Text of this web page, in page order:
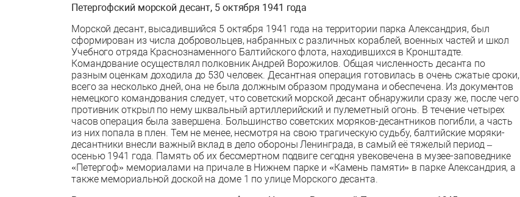
Петергофский морской десант, 5 октября 1941 года
Морской десант, высадившийся 5 октября 1941 года на территории парка Александрия, был
сформирован из числа добровольцев, набранных с различных кораблей, военных частей и школ
Учебного отряда Краснознаменного Балтийского флота, находившихся в Кронштадте.
Командование осуществлял полковник Андрей Ворожилов. Общая численность десанта по
разным оценкам доходила до 530 человек. Десантная операция готовилась в очень сжатые сроки,
всего за несколько дней, она не была должным образом продумана и обеспечена. Из документов
немецкого командования следует, что советский морской десант обнаружили сразу же, после чего
противник открыл по нему шквальный артиллерийский и пулеметный огонь. В течение четырех
часов операция была завершена. Большинство советских моряков-десантников погибли, а часть
из них попала в плен. Тем не менее, несмотря на свою трагическую судьбу, балтийские моряки-
десантники внесли важный вклад в дело обороны Ленинграда, в самый её тяжелый период –
осенью 1941 года. Память об их бессмертном подвиге сегодня увековечена в музее-заповеднике
«Петергоф» мемориалами на причале в Нижнем парке и «Камень памяти» в парке Александрия, а
также мемориальной доской на доме 1 по улице Морского десанта.